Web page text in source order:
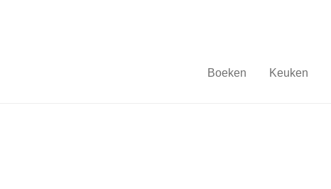
Boeken Keuken